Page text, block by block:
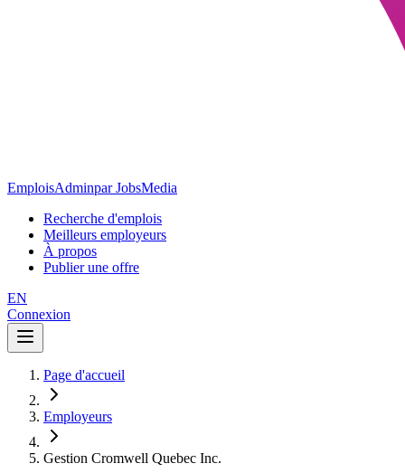
EmploisAdminpar JobsMedia
Recherche d'emplois
Meilleurs employeurs
À propos
Publier une offre
EN
Connexion
Page d'accueil
Employeurs
Gestion Cromwell Quebec Inc.